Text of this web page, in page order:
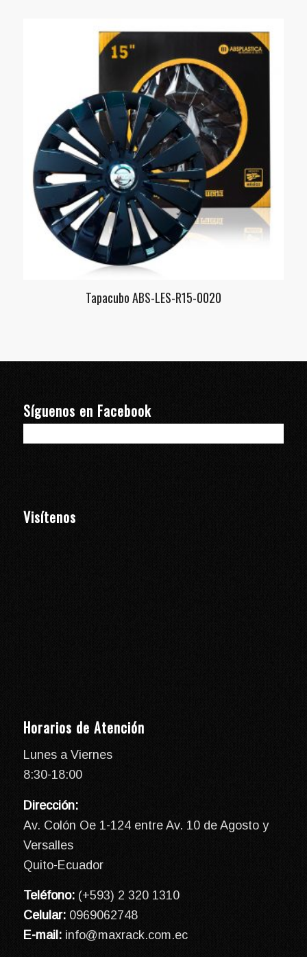
Tapacubo ABS-LES-R15-0020
Síguenos en Facebook
Visítenos
Horarios de Atención
Lunes a Viernes
8:30-18:00
Dirección:
Av. Colón Oe 1-124 entre Av. 10 de Agosto y
Versalles
Quito-Ecuador
Teléfono:(+593) 2 320 1310
Celular:0969062748
E-mail:info@maxrack.com.ec